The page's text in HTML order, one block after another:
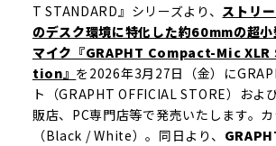
T STANDARD』シリーズより、 ストリ
のデスク環境に特化した約60mmの超小
マイク『GRAPHT Compact-Mic
tion』 を2026年3月27日（金）に
ト（GRAPHT OFFICIAL STORE）およ
販店、PC専門店等で発売いたします。
（Black / White）。同日より、